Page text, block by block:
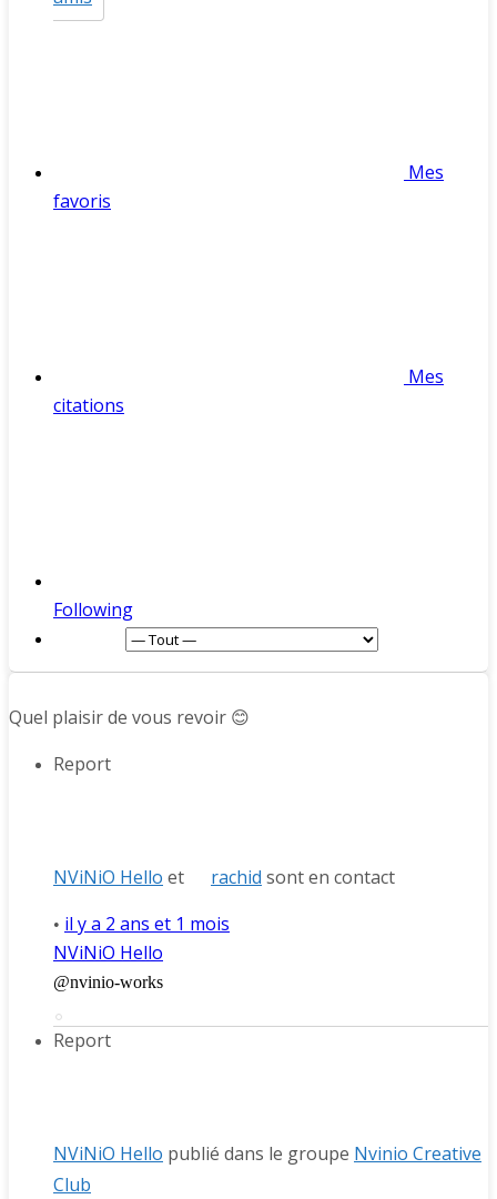
Mes
favoris
Mes
citations
Following
Quel plaisir de vous revoir 😊
Report
NViNiO Hello et rachid sont en contact
• il y a 2 ans et 1 mois
NViNiO Hello
@nvinio-works
Report
NViNiO Hello publié dans le groupe Nvinio Creative
Club